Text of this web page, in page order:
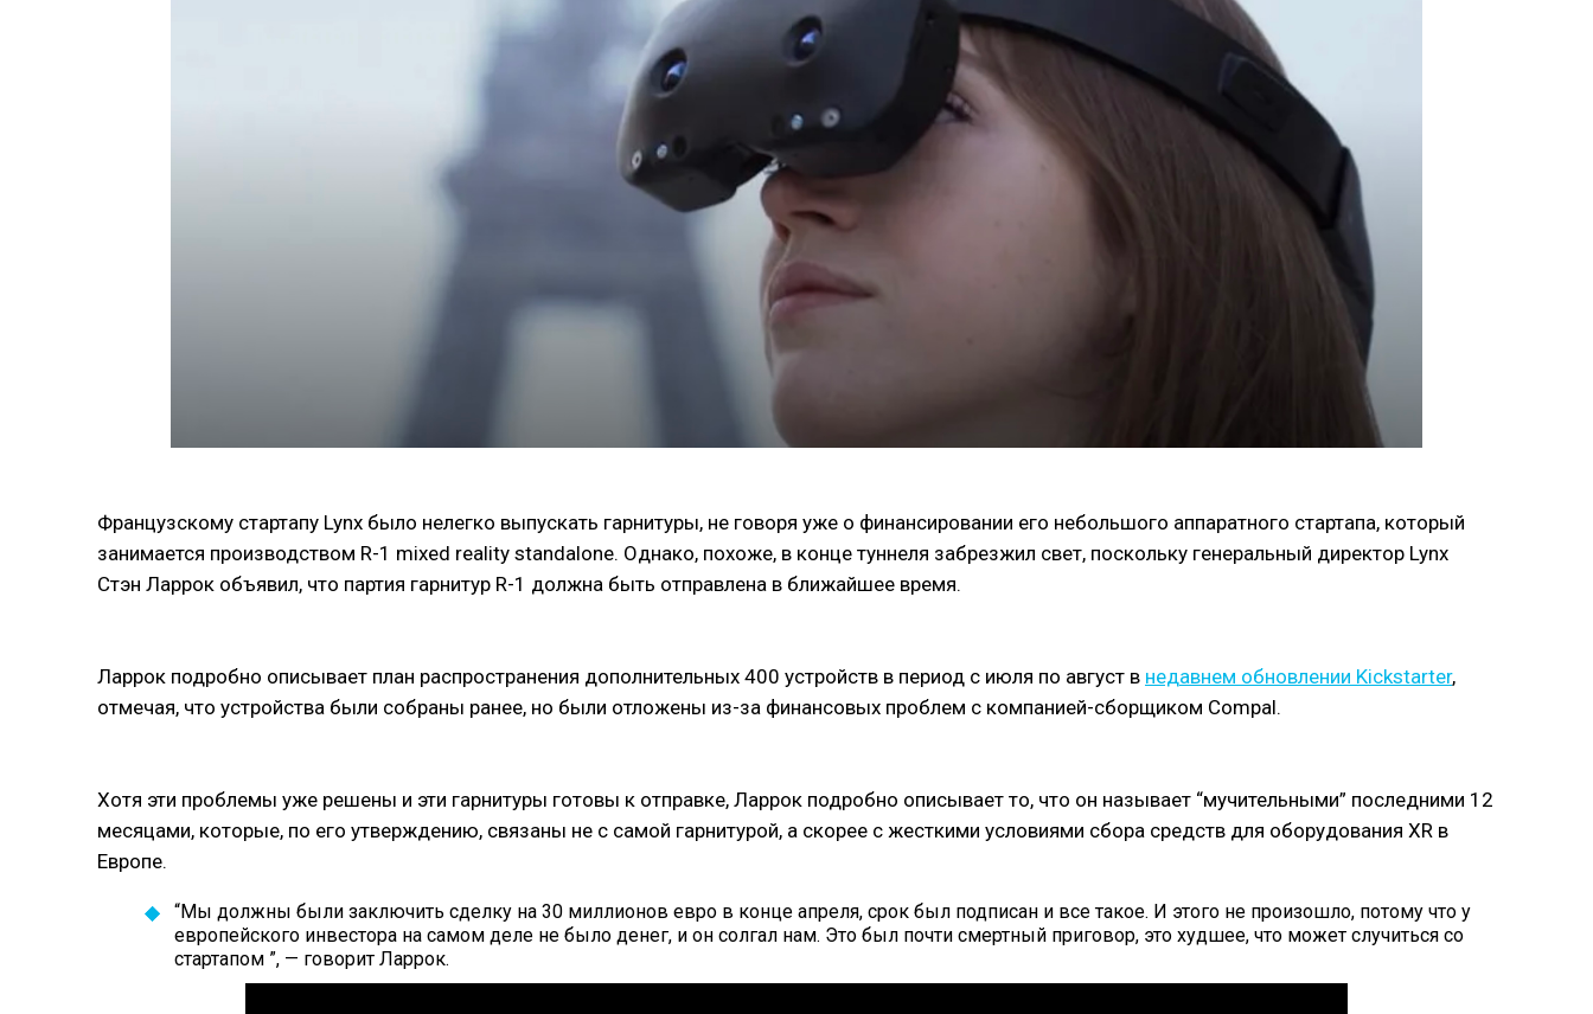
Французскому стартапу Lynx было нелегко выпускать гарнитуры, не говоря уже о финансировании его небольшого аппаратного стартапа, который
занимается производством R-1 mixed reality standalone. Однако, похоже, в конце туннеля забрезжил свет, поскольку генеральный директор Lynx
Стэн Ларрок объявил, что партия гарнитур R-1 должна быть отправлена в ближайшее время.
Ларрок подробно описывает план распространения дополнительных 400 устройств в период с июля по август в недавнем обновлении Kickstarter,
отмечая, что устройства были собраны ранее, но были отложены из-за финансовых проблем с компанией-сборщиком Compal.
Хотя эти проблемы уже решены и эти гарнитуры готовы к отправке, Ларрок подробно описывает то, что он называет “мучительными” последними 12
месяцами, которые, по его утверждению, связаны не с самой гарнитурой, а скорее с жесткими условиями сбора средств для оборудования XR в
Европе.
“Мы должны были заключить сделку на 30 миллионов евро в конце апреля, срок был подписан и все такое. И этого не произошло, потому что у
европейского инвестора на самом деле не было денег, и он солгал нам. Это был почти смертный приговор, это худшее, что может случиться со
стартапом ”, — говорит Ларрок.